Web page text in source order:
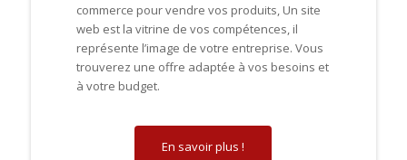
commerce pour vendre vos produits, Un site
web est la vitrine de vos compétences, il
représente l’image de votre entreprise. Vous
trouverez une offre adaptée à vos besoins et
à votre budget.
En savoir plus !